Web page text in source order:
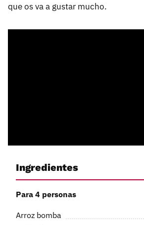
que os va a gustar mucho.
Ingredientes
Para 4 personas
Arroz bomba